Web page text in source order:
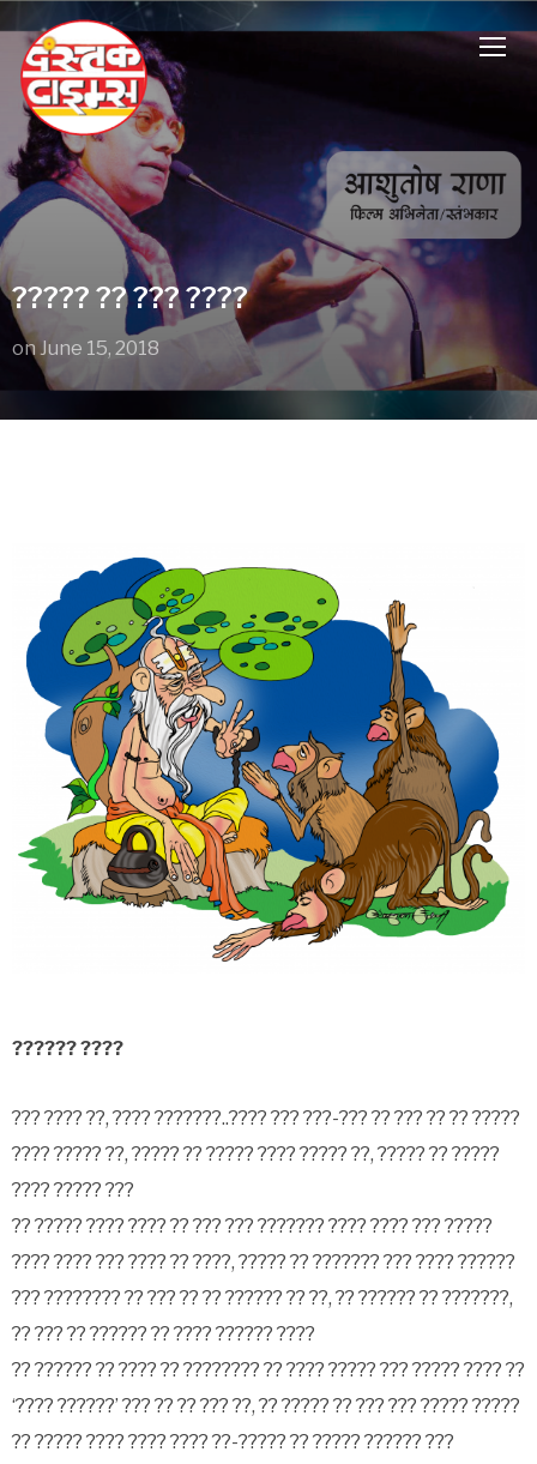
????? ?? ??? ????
onJune 15, 2018
?????? ????
??? ???? ??, ???? ???????..???? ??? ???-??? ?? ??? ?? ?? ?????
???? ????? ??, ????? ?? ????? ???? ????? ??, ????? ?? ?????
???? ????? ???
?? ????? ???? ???? ?? ??? ??? ??????? ???? ???? ??? ?????
???? ???? ??? ???? ?? ????, ????? ?? ??????? ??? ???? ??????
??? ???????? ?? ??? ?? ?? ?????? ?? ??, ?? ?????? ?? ???????,
?? ??? ?? ?????? ?? ???? ?????? ????
?? ?????? ?? ???? ?? ???????? ?? ???? ????? ??? ????? ???? ??
‘???? ??????’ ??? ?? ?? ??? ??, ?? ????? ?? ??? ??? ????? ?????
?? ????? ???? ???? ???? ??-????? ?? ????? ?????? ???